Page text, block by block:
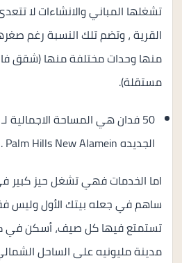
القرية ، وتضم تلك النسبة رغم
منها وحدات مختلفة منها (شقق
مستقلة).
50 فدان هي المساحة الاجمالية لـ
الجديده Palm Hills New Alamein
.
اما الخدمات فهي تشغل حيز كبير
ساهم في جعله بيتك الأول وليس
تستمتع فيها كل صيف، أسكن
مدينة مليونيه على الساحل